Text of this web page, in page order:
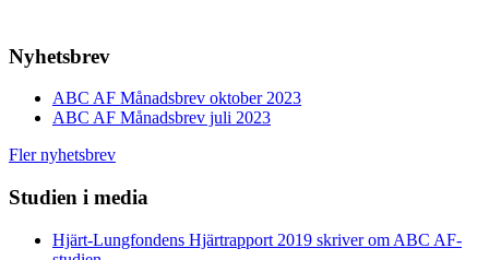
Nyhetsbrev
ABC AF Månadsbrev oktober 2023
ABC AF Månadsbrev juli 2023
Fler nyhetsbrev
Studien i media
Hjärt-Lungfondens Hjärtrapport 2019 skriver om ABC AF-